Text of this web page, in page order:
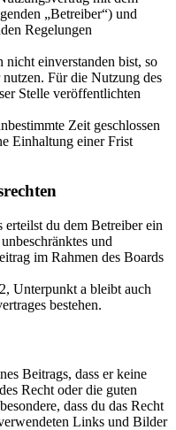
„Betreiber“) und
Regelungen
nicht einverstanden bist, so
Für die Nutzung des
Stelle veröffentlichten
Zeit geschlossen
Einhaltung einer Frist
du dem Betreiber ein
und
im Rahmen des Boards
Unterpunkt a bleibt auch
bestehen.
Beitrags, dass er keine
Recht oder die guten
dass du das Recht
Links und Bilder